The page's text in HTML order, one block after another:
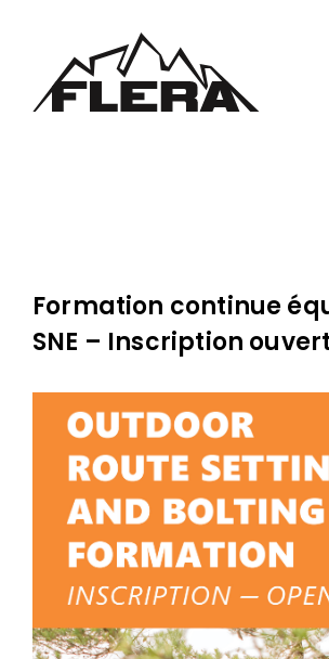
Formation continue
SNE – Inscription